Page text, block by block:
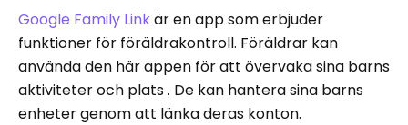
Google Family Linkär en app som erbjuder
funktioner för föräldrakontroll. Föräldrar kan
använda den här appen för att övervaka sina barns
aktiviteter och plats . De kan hantera sina barns
enheter genom att länka deras konton.